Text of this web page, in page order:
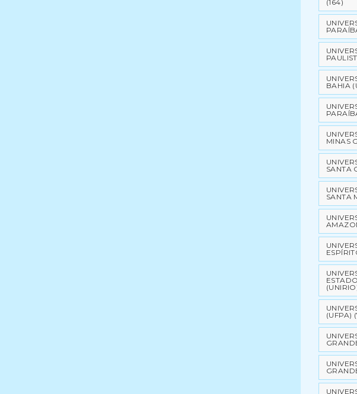
(164)
BAHIA
MINAS
SANTA
SANTA
(UFPA)